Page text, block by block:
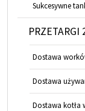
Sukcesywne
PRZETARGI
Dostawa
Dostawa
Dostawa kotła